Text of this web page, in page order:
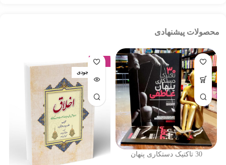
محصولات پیشنهادی
30 تاکتیک دستکاری پنهان
-17%
اتمام موجودی